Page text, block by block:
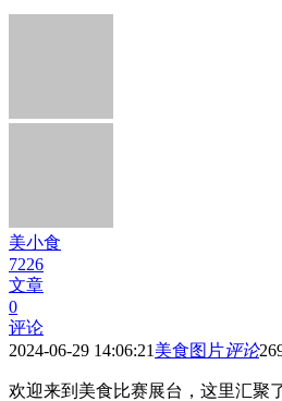
美小食
7226
文章
0
评论
2024-06-29 14:06:21 美食图片评论
欢迎来到美食比赛展台，这里汇聚